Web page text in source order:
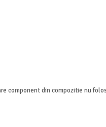
component din compozitie nu